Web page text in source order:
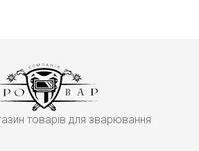
товарів для зварювання